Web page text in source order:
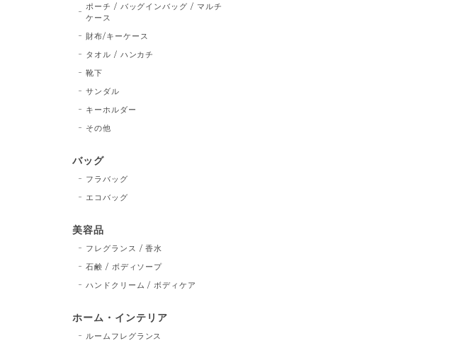
ポーチ / バッグインバッグ / マルチ
ケース
財布/キーケース
タオル / ハンカチ
靴下
サンダル
キーホルダー
その他
バッグ
フラバッグ
エコバッグ
美容品
フレグランス / 香水
石鹸 / ボディソープ
ハンドクリーム / ボディケア
ホーム・インテリア
ルームフレグランス